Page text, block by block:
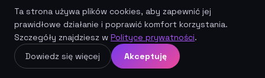
14,50 USD za 50 sztuk; ulotki od 9 USD. Każde
zamówienie zawiera bezpłatną opcję dostawy, a
szybsza wysyłka dostępna jest za dopłatą. Czas
produkcji wynosi 1–2 dni robocze.
Umów darmową konsultację SEO
Ta strona używa plików cookies, aby zapewnić jej
prawidłowe działanie i poprawić komfort korzystania.
Szczegóły znajdziesz w Polityce prywatności.
Dowiedz się więcej
Akceptuję